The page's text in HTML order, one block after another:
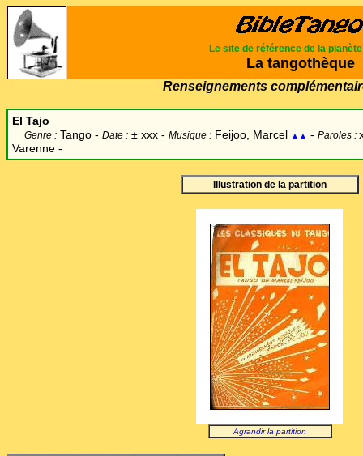
Le site de référence de la planète
La tangothèque
Renseignements
El Tajo
Genre : Tango - Date : ± xxx - Musique : Feijoo, Marcel ▲▲ - Paroles :
Varenne -
Illustration de la partition
Agrandir la partition